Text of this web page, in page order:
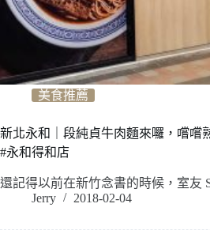
美食推薦
新北永和｜段純貞牛肉麵來囉，嚐嚐
#永和得和店
還記得以前在新竹念書的時候，室友
Jerry
2018-02-04